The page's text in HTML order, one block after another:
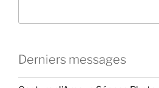
Derniers messages